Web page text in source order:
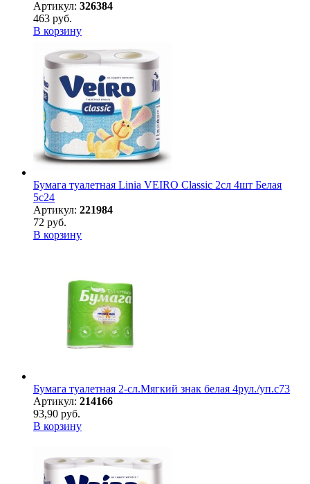
Артикул: 326384
463 руб.
В корзину
Бумага туалетная Linia VEIRO Classic 2сл 4шт Белая
5с24
Артикул: 221984
72 руб.
В корзину
Бумага туалетная 2-сл.Мягкий знак белая 4рул./уп.с73
Артикул: 214166
93,90 руб.
В корзину